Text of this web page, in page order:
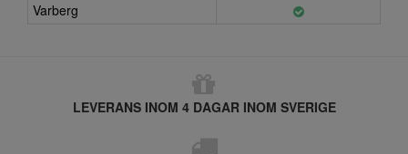
Varberg
LEVERANS INOM 4 DAGAR INOM SVERIGE